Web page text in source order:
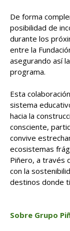
De forma
posibilidad de
durante los
entre la
asegurando así
programa.
Esta
sistema
hacia la
consciente,
convive
ecosistemas
Piñero, a través
con la
destinos donde
Sobre Grupo